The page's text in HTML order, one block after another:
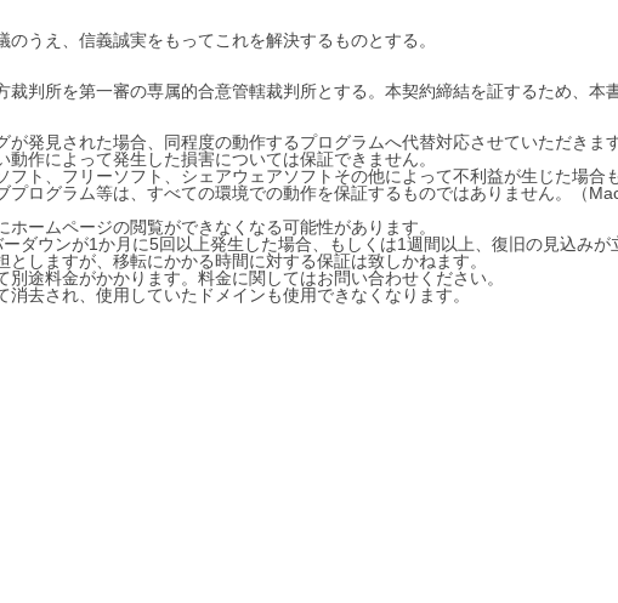
うえ、信義誠実をもってこれを解決するものとする。
判所を第一審の専属的合意管轄裁判所とする。本契約締結を証するため、本
発見された場合、同程度の動作するプログラムへ代替対応させていただきま
作によって発生した損害については保証できません。
ト、フリーソフト、シェアウェアソフトその他によって不利益が生じた場合
プログラム等は、すべての環境での動作を保証するものではありません。（
ームページの閲覧ができなくなる可能性があります。
ダウンが1か月に5回以上発生した場合、もしくは1週間以上、復旧の見込み
しますが、移転にかかる時間に対する保証は致しかねます。
途料金がかかります。料金に関してはお問い合わせください。
去され、使用していたドメインも使用できなくなります。